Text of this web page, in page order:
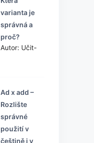
varianta je
správná a
proč?
Autor: Učit-
Ad x add –
Rozlište
správné
použití v
češtině i v